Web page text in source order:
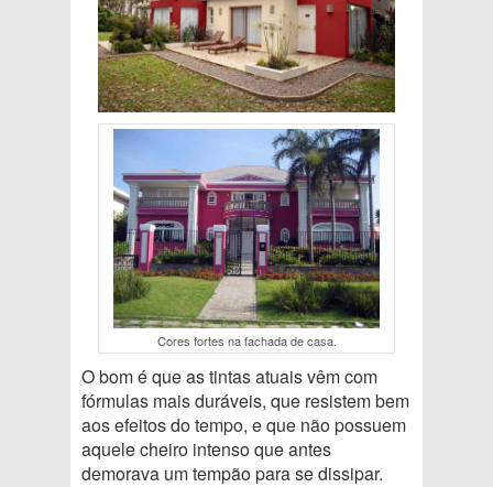
Cores fortes na fachada de casa.
O bom é que as tintas atuais vêm com
fórmulas mais duráveis, que resistem bem
aos efeitos do tempo, e que não possuem
aquele cheiro intenso que antes
demorava um tempão para se dissipar.